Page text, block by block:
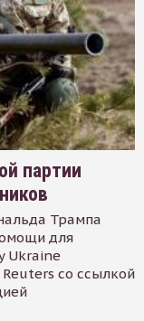
партии
Трампа
для
Ukraine
со ссылкой